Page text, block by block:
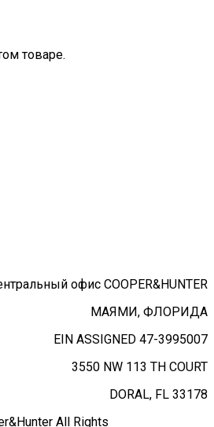
товаре.
офис COOPER&HUNTER
МАЯМИ, ФЛОРИДА
EIN ASSIGNED 47-3995007
3550 NW 113 TH COURT
DORAL, FL 33178
All Rights